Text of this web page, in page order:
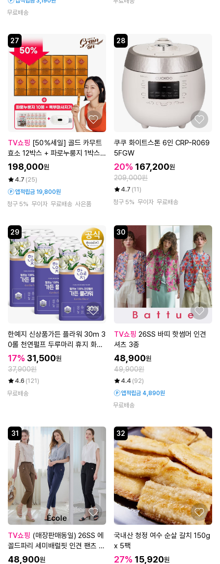
무료배송
27
TV쇼핑
효소 12박스 + 파로누룽지 1박스(1
0봉) + 복부마사지기
198,000원
4.7 (25)
앱적립금 19,800원
청구 5% 무이자 무료배송 사은품
28
쿠쿠 화이트스톤 6인 CRP-R069
5FGW
20% 167,200원
209,000원
4.7 (11)
청구 5% 무이자 무료배송
29
한예지 신상품가든 플라워 30m 3
0롤 천연펄프 두루마리 휴지 화장
지 3팩
17% 31,500원
37,900원
4.6 (121)
무료배송
30
TV쇼핑
셔츠 3종
48,900원
49,900원
4.4 (92)
앱적립금 4,890원
무료배송
31
TV쇼핑
꼴드파리 세미배럴핏 인견 팬츠 3
종
48,900원
32
국내산 청정 여수 순살 갈치 150g
x 5팩
27% 15,920원